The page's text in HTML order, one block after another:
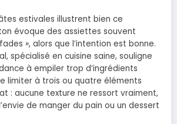
estivales illustrent bien ce
évoque des assiettes souvent
», alors que l’intention est bonne.
spécialisé en cuisine saine, souligne
à empiler trop d’ingrédients
limiter à trois ou quatre éléments
: aucune texture ne ressort vraiment,
de manger du pain ou un dessert